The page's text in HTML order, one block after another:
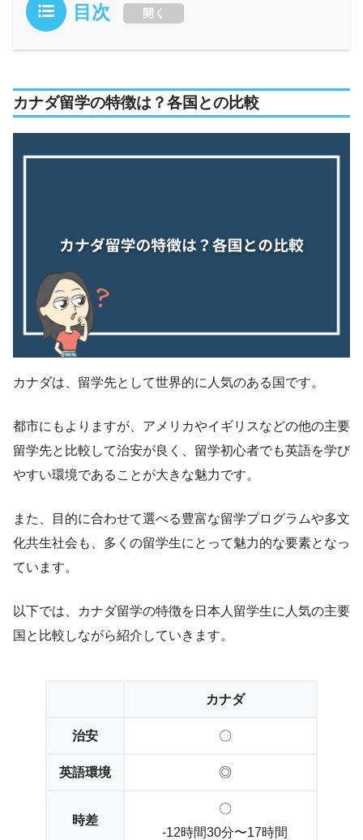
目次 開く
カナダ留学の特徴は？各国との比較
カナダは、留学先として世界的に人気のある国です。
都市にもよりますが、アメリカやイギリスなどの他の主要
留学先と比較して治安が良く、留学初心者でも英語を学び
やすい環境であることが大きな魅力です。
また、目的に合わせて選べる豊富な留学プログラムや多文
化共生社会も、多くの留学生にとって魅力的な要素となっ
ています。
以下では、カナダ留学の特徴を日本人留学生に人気の主要
国と比較しながら紹介していきます。
カナダ
治安 〇
英語環境 ◎
時差
〇
-12時間30分〜17時間